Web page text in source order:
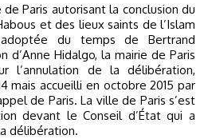
Paris autorisant la conclusion du
et des lieux saints de l’Islam
du temps de Bertrand
d’Anne Hidalgo, la mairie de Paris
l’annulation de la délibération,
mais accueilli en octobre 2015 par
de Paris. La ville de Paris s’est
devant le Conseil d’État qui a
délibération.